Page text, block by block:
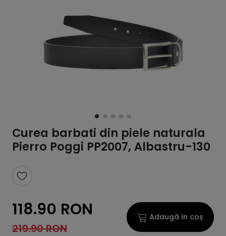
Curea barbati din piele naturala
Pierro Poggi PP2007, Albastru-130
118.90 RON
219.90 RON
Adaugă în coș